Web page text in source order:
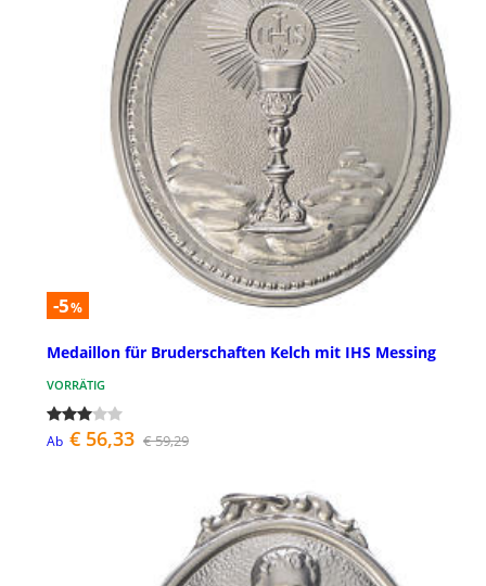
-5%
Medaillon für Bruderschaften Kelch mit IHS Messing
VORRÄTIG
Ab € 56,33 € 59,29